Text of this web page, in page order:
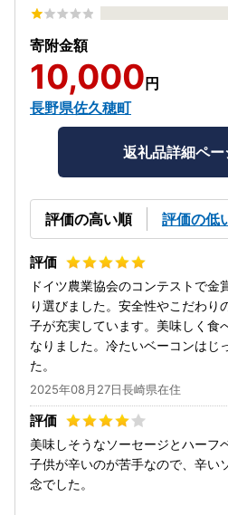
寄附金額
10,000 円
長野県佐久穂町
返礼品詳細ペー
評価の高い順 評価の低
ドイツ農業協会のコンテストで金
り選びました。安全性やこだわり
子が充実しています。美味しく食
なりました。冷たいベーコンはじ
た。
2025年08月27日長崎県在住
美味しそうなソーセージとハーフ
子供が辛いのが苦手なので、辛い
念でした。